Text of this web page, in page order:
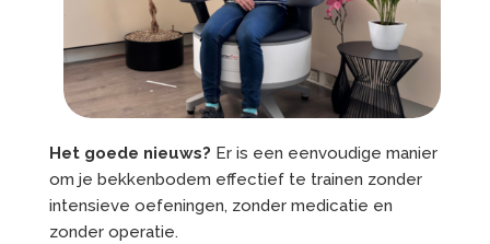
Het goede nieuws? Er is een eenvoudige manier
om je bekkenbodem effectief te trainen zonder
intensieve oefeningen, zonder medicatie en
zonder operatie.